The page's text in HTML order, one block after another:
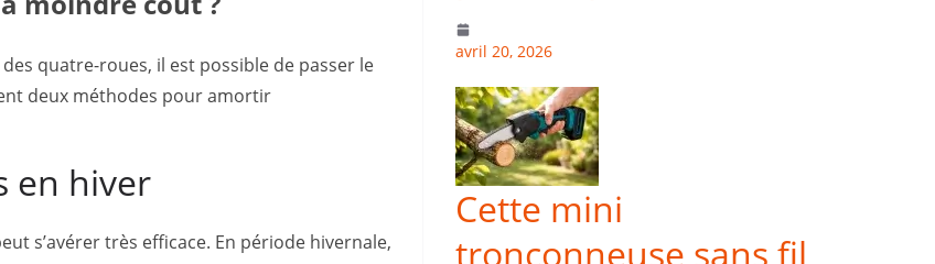
quatre-roues, il est possible de passer le
deux méthodes pour amortir
en hiver
s’avérer très efficace. En période hivernale,
avril 20, 2026
Cette mini
tronçonneuse sans fil